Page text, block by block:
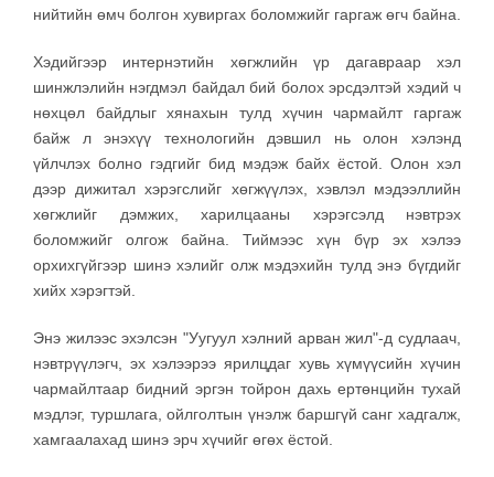
нийтийн өмч болгон хувиргах боломжийг гаргаж өгч байна.
Хэдийгээр интернэтийн хөгжлийн үр дагавраар хэл
шинжлэлийн нэгдмэл байдал бий болох эрсдэлтэй хэдий ч
нөхцөл байдлыг хянахын тулд хүчин чармайлт гаргаж
байж л энэхүү технологийн дэвшил нь олон хэлэнд
үйлчлэх болно гэдгийг бид мэдэж байх ёстой. Олон хэл
дээр дижитал хэрэгслийг хөгжүүлэх, хэвлэл мэдээллийн
хөгжлийг дэмжих, харилцааны хэрэгсэлд нэвтрэх
боломжийг олгож байна. Тиймээс хүн бүр эх хэлээ
орхихгүйгээр шинэ хэлийг олж мэдэхийн тулд энэ бүгдийг
хийх хэрэгтэй.
Энэ жилээс эхэлсэн "Уугуул хэлний арван жил"-д судлаач,
нэвтрүүлэгч, эх хэлээрээ ярилцдаг хувь хүмүүсийн хүчин
чармайлтаар бидний эргэн тойрон дахь ертөнцийн тухай
мэдлэг, туршлага, ойлголтын үнэлж баршгүй санг хадгалж,
хамгаалахад шинэ эрч хүчийг өгөх ёстой.